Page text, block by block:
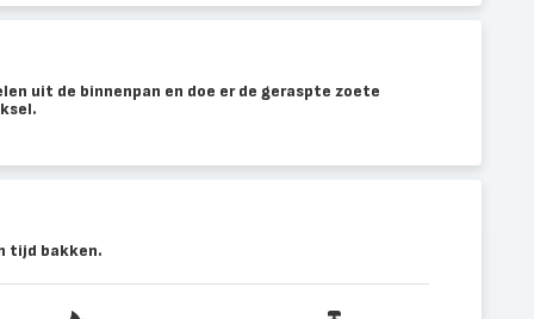
uit de binnenpan en doe er de geraspte zoete
tijd bakken.